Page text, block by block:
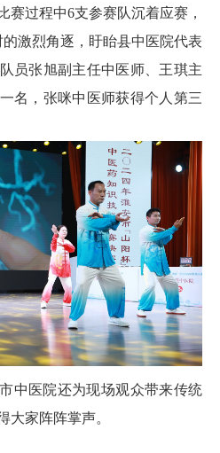
赛过程中6支参赛队沉着应赛，
激烈角逐，盱眙县中医院代表
员张旭副主任中医师、王琪主
名，张咪中医师获得个人第三
中医院还为现场观众带来传统
大家阵阵掌声。